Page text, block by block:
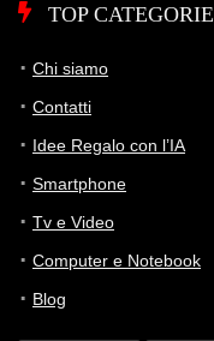
TOP CATEGORIE
Chi siamo
Contatti
Idee Regalo con l’IA
Smartphone
Tv e Video
Computer e Notebook
Blog